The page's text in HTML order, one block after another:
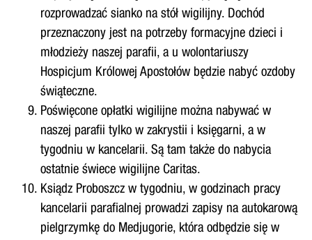
rozprowadzać sianko na stół wigilijny. Dochód
przeznaczony jest na potrzeby formacyjne dzieci i
młodzieży naszej parafii, a u wolontariuszy
Hospicjum Królowej Apostołów będzie nabyć ozdoby
świąteczne.
Poświęcone opłatki wigilijne można nabywać w
naszej parafii tylko w zakrystii i księgarni, a w
tygodniu w kancelarii. Są tam także do nabycia
ostatnie świece wigilijne Caritas.
Ksiądz Proboszcz w tygodniu, w godzinach pracy
kancelarii parafialnej prowadzi zapisy na autokarową
pielgrzymkę do Medjugorie, która odbędzie się w